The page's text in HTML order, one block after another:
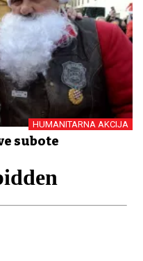
HUMANITARNA AKCIJA
subote